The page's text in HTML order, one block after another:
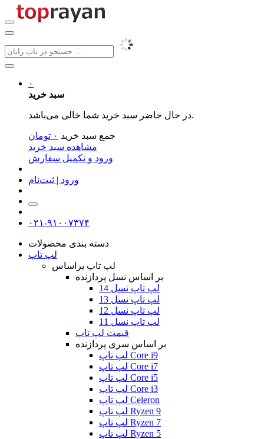
۰
سبد خرید
در حال حاضر سبد خرید شما خالی می‌باشد.
جمع سبد خرید ۰ تومان
مشاهده سبد خرید
ورود و تکمیل سفارش
ورود | ثبت‌نام
۰۲۱-۹۱۰۰۷۳۷۴
دسته بندی محصولات
لپ تاپ
لپ تاپ براساس
بر اساس نسل پردازنده
لپ تاپ نسل 14
لپ تاپ نسل 13
لپ تاپ نسل 12
لپ تاپ نسل 11
قیمت لپ تاپ
بر اساس سری پردازنده
لپ تاپ Core i9
لپ تاپ Core i7
لپ تاپ Core i5
لپ تاپ Core i3
لپ تاپ Celeron
لپ تاپ Ryzen 9
لپ تاپ Ryzen 7
لپ تاپ Ryzen 5